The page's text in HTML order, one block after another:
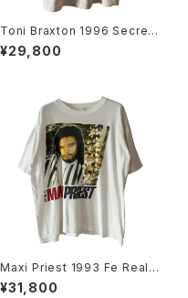
Toni Braxton 1996 Secrets
Rap Tee
¥29,800
Maxi Priest 1993 Fe Real T
our Rap Tee
¥31,800